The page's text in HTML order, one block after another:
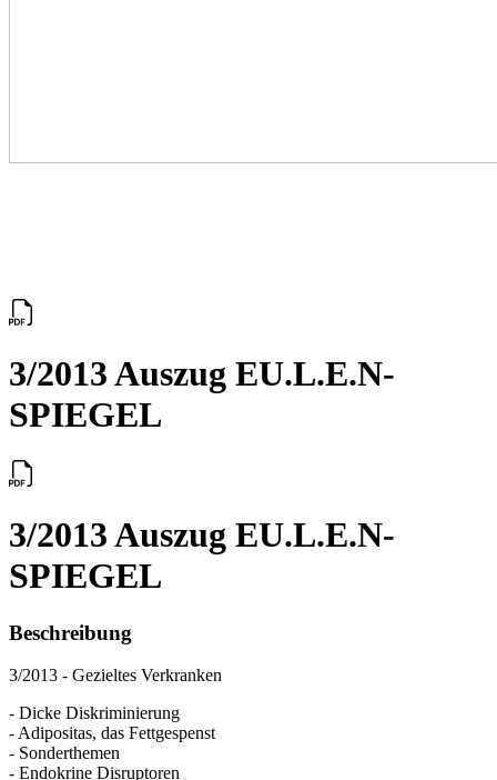
3/2013 Auszug EU.L.E.N-
SPIEGEL
3/2013 Auszug EU.L.E.N-
SPIEGEL
Beschreibung
3/2013 - Gezieltes Verkranken
- Dicke Diskriminierung
- Adipositas, das Fettgespenst
- Sonderthemen
- Endokrine Disruptoren